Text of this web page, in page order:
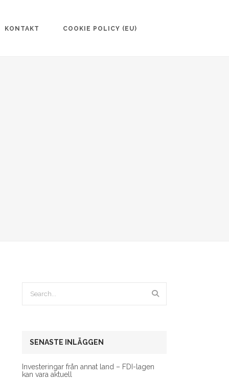
KONTAKT COOKIE POLICY (EU)
SENASTE INLÄGGEN
Investeringar från annat land – FDI-lagen
kan vara aktuell